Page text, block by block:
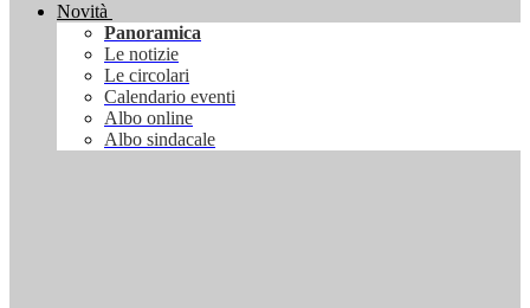
Novità
Panoramica
Le notizie
Le circolari
Calendario eventi
Albo online
Albo sindacale